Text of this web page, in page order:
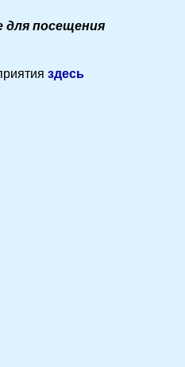
для посещения
здесь